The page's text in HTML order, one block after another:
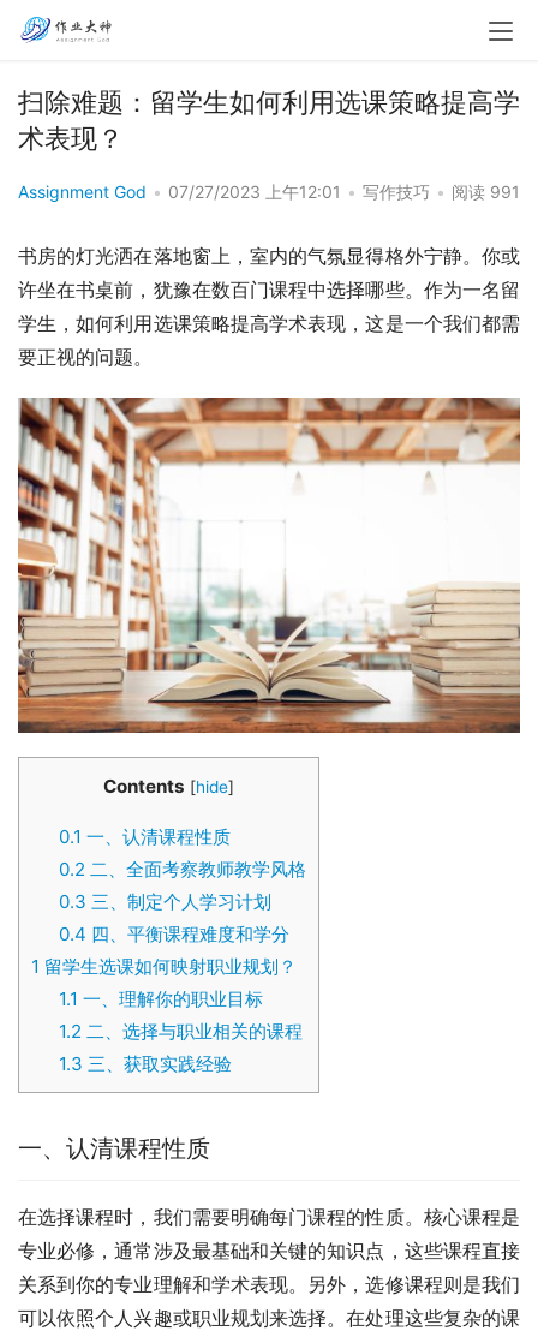
扫除难题：留学生如何利用选课策略提高学
术表现？
Assignment God • 07/27/2023 上午12:01 • 写作技巧 • 阅读 991
书房的灯光洒在落地窗上，室内的气氛显得格外宁静。你或
许坐在书桌前，犹豫在数百门课程中选择哪些。作为一名留
学生，如何利用选课策略提高学术表现，这是一个我们都需
要正视的问题。
Contents [hide]
0.1 一、认清课程性质
0.2 二、全面考察教师教学风格
0.3 三、制定个人学习计划
0.4 四、平衡课程难度和学分
1 留学生选课如何映射职业规划？
1.1 一、理解你的职业目标
1.2 二、选择与职业相关的课程
1.3 三、获取实践经验
一、认清课程性质
在选择课程时，我们需要明确每门课程的性质。核心课程是
专业必修，通常涉及最基础和关键的知识点，这些课程直接
关系到你的专业理解和学术表现。另外，选修课程则是我们
可以依照个人兴趣或职业规划来选择。在处理这些复杂的课